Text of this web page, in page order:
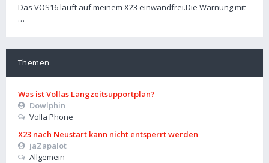
Das VOS16 läuft auf meinem X23 einwandfrei.Die Warnung mit
…
Themen
Was ist Vollas Langzeitsupportplan?
Dowlphin
Volla Phone
X23 nach Neustart kann nicht entsperrt werden
jaZapalot
Allgemein